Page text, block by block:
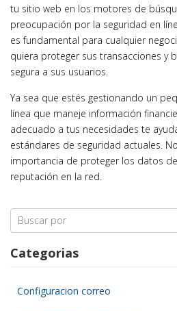
tu sitio web en los motores de
preocupación por la seguridad en
es fundamental para cualquier
quiera proteger sus transacciones y
segura a sus usuarios.
Ya sea que estés gestionando un
línea que maneje información
adecuado a tus necesidades te
estándares de seguridad actuales.
importancia de proteger los datos
reputación en la red.
Search
for:
Categorias
Configuracion correo